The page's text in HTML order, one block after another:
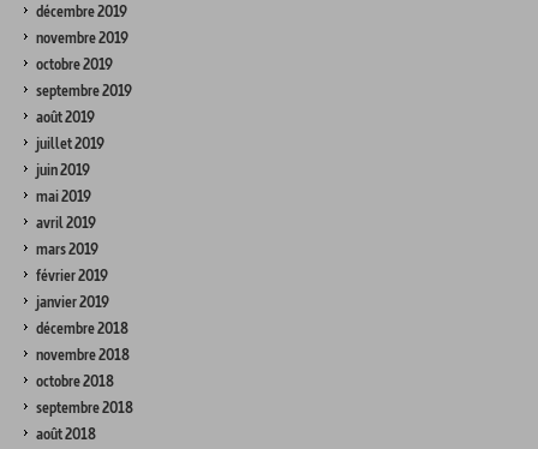
décembre 2019
novembre 2019
octobre 2019
septembre 2019
août 2019
juillet 2019
juin 2019
mai 2019
avril 2019
mars 2019
février 2019
janvier 2019
décembre 2018
novembre 2018
octobre 2018
septembre 2018
août 2018